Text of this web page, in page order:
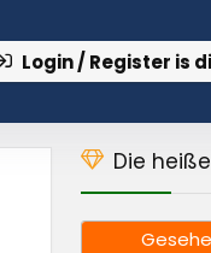
Login / Register is
Die